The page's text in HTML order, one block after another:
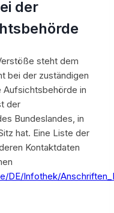
der
steht dem
bei der zuständigen
in
der
Bundeslandes, in
hat. Eine Liste der
Kontaktdaten
DE/Infothek/